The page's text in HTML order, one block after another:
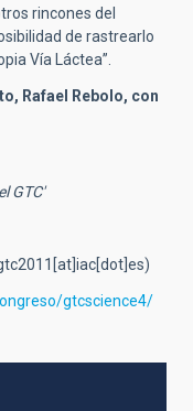
rincones del
de rastrearlo
Vía Láctea”.
Rafael Rebolo, con
GTC'
gtcscience4/